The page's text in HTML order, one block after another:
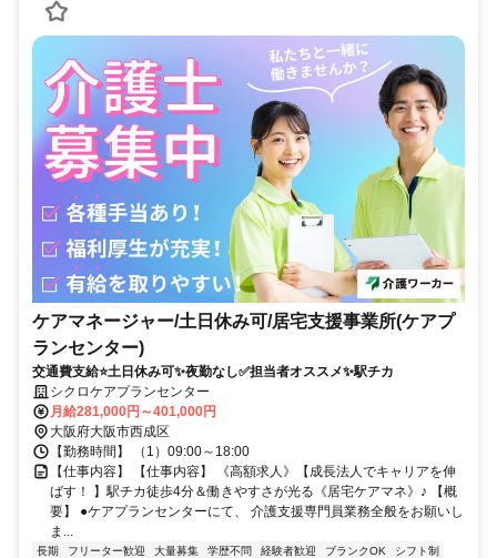
ケアマネージャー/土日休み可/居宅支援事業所(ケアプ
ランセンター)
交通費支給⭐️土日休み可✨夜勤なし✅️担当者オススメ✨駅チカ
シクロケアプランセンター
月給281,000円～401,000円
大阪府大阪市西成区
【勤務時間】 （1）09:00～18:00
【仕事内容】 【仕事内容】 《高額求人》【成長法人でキャリアを伸
ばす！ 】駅チカ徒歩4分＆働きやすさが光る《居宅ケアマネ》♪ 【概
要】 ●ケアプランセンターにて、 介護支援専門員業務全般をお願いし
ま...
長期 フリーター歓迎 大量募集 学歴不問 経験者歓迎 ブランクOK
シフト制